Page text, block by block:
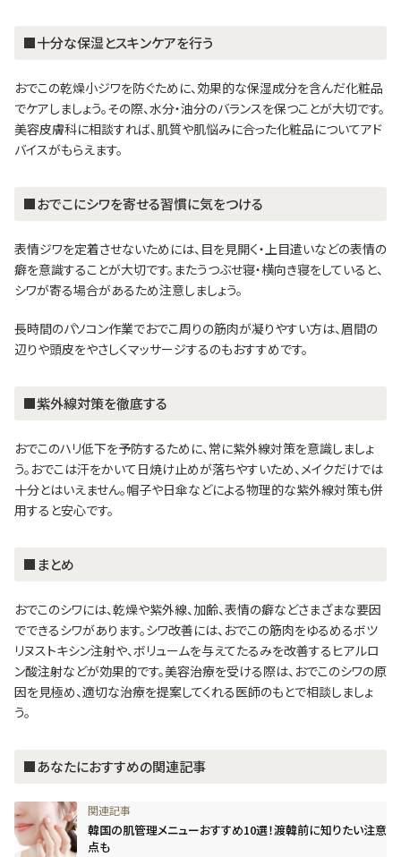
■十分な保湿とスキンケアを行う
おでこの乾燥小ジワを防ぐために、効果的な保湿成分を含んだ化粧品
でケアしましょう。その際、水分・油分のバランスを保つことが大切です。
美容皮膚科に相談すれば、肌質や肌悩みに合った化粧品についてアド
バイスがもらえます。
■おでこにシワを寄せる習慣に気をつける
表情ジワを定着させないためには、目を見開く・上目遣いなどの表情の
癖を意識することが大切です。またうつぶせ寝・横向き寝をしていると、
シワが寄る場合があるため注意しましょう。
長時間のパソコン作業でおでこ周りの筋肉が凝りやすい方は、眉間の
辺りや頭皮をやさしくマッサージするのもおすすめです。
■紫外線対策を徹底する
おでこのハリ低下を予防するために、常に紫外線対策を意識しましょ
う。おでこは汗をかいて日焼け止めが落ちやすいため、メイクだけでは
十分とはいえません。帽子や日傘などによる物理的な紫外線対策も併
用すると安心です。
■まとめ
おでこのシワには、乾燥や紫外線、加齢、表情の癖などさまざまな要因
でできるシワがあります。シワ改善には、おでこの筋肉をゆるめるボツ
リヌストキシン注射や、ボリュームを与えてたるみを改善するヒアルロ
ン酸注射などが効果的です。美容治療を受ける際は、おでこのシワの原
因を見極め、適切な治療を提案してくれる医師のもとで相談しましょ
う。
■あなたにおすすめの関連記事
韓国の肌管理メニューおすすめ10選！渡韓前に知りたい注意
点も